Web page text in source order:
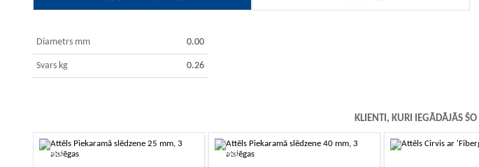
Diametrs mm 0.00
Svars kg 0.26
KLIENTI, KURI IEGĀDĀJĀS
-10% -10%